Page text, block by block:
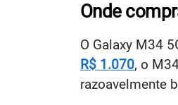
Onde
O Galaxy M34
R$ 1.070, o
razoavelmente